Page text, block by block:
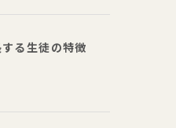
る生徒の特徴